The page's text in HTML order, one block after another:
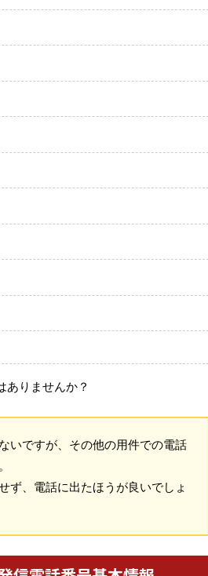
ありませんか？
いですが、その他の用件での電話
ず、電話に出たほうが良いでしょ